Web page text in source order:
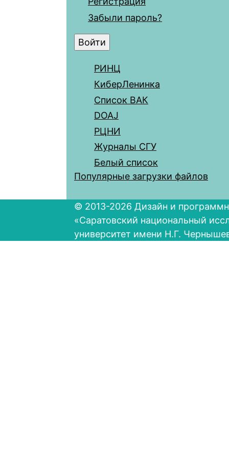
Забыли пароль?
РИНЦ
КиберЛенинка
Список ВАК
DOAJ
РЦНИ
Журналы СГУ
Белый список
Популярные загрузки файлов
© 2013-2026 Дизайн и
«Саратовский национальный
университет имени Н.Г.